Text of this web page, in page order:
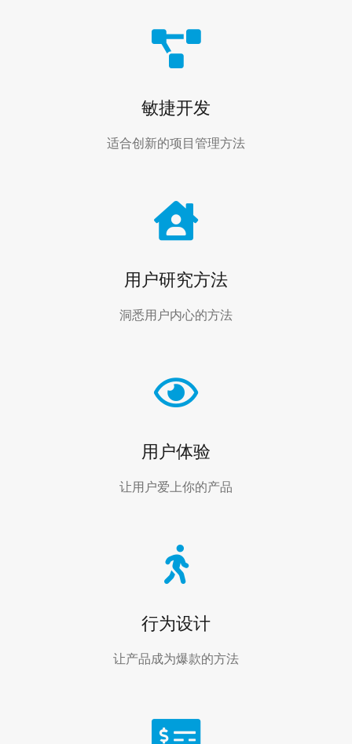
敏捷开发
适合创新的项目管理方法
用户研究方法
洞悉用户内心的方法
用户体验
让用户爱上你的产品
行为设计
让产品成为爆款的方法